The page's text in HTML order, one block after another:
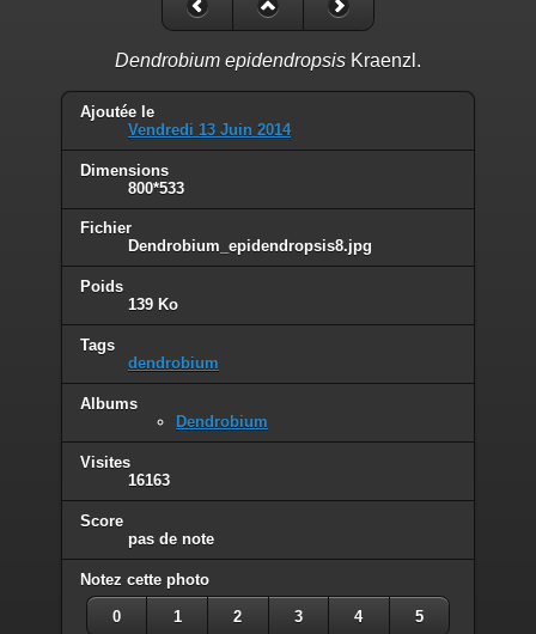
Dendrobium epidendropsis Kraenzl.
Ajoutée le
Vendredi 13 Juin 2014
Dimensions
800*533
Fichier
Dendrobium_epidendropsis8.jpg
Poids
139 Ko
Tags
dendrobium
Albums
Dendrobium
Visites
16163
Score
pas de note
Notez cette photo
0 1 2 3 4 5